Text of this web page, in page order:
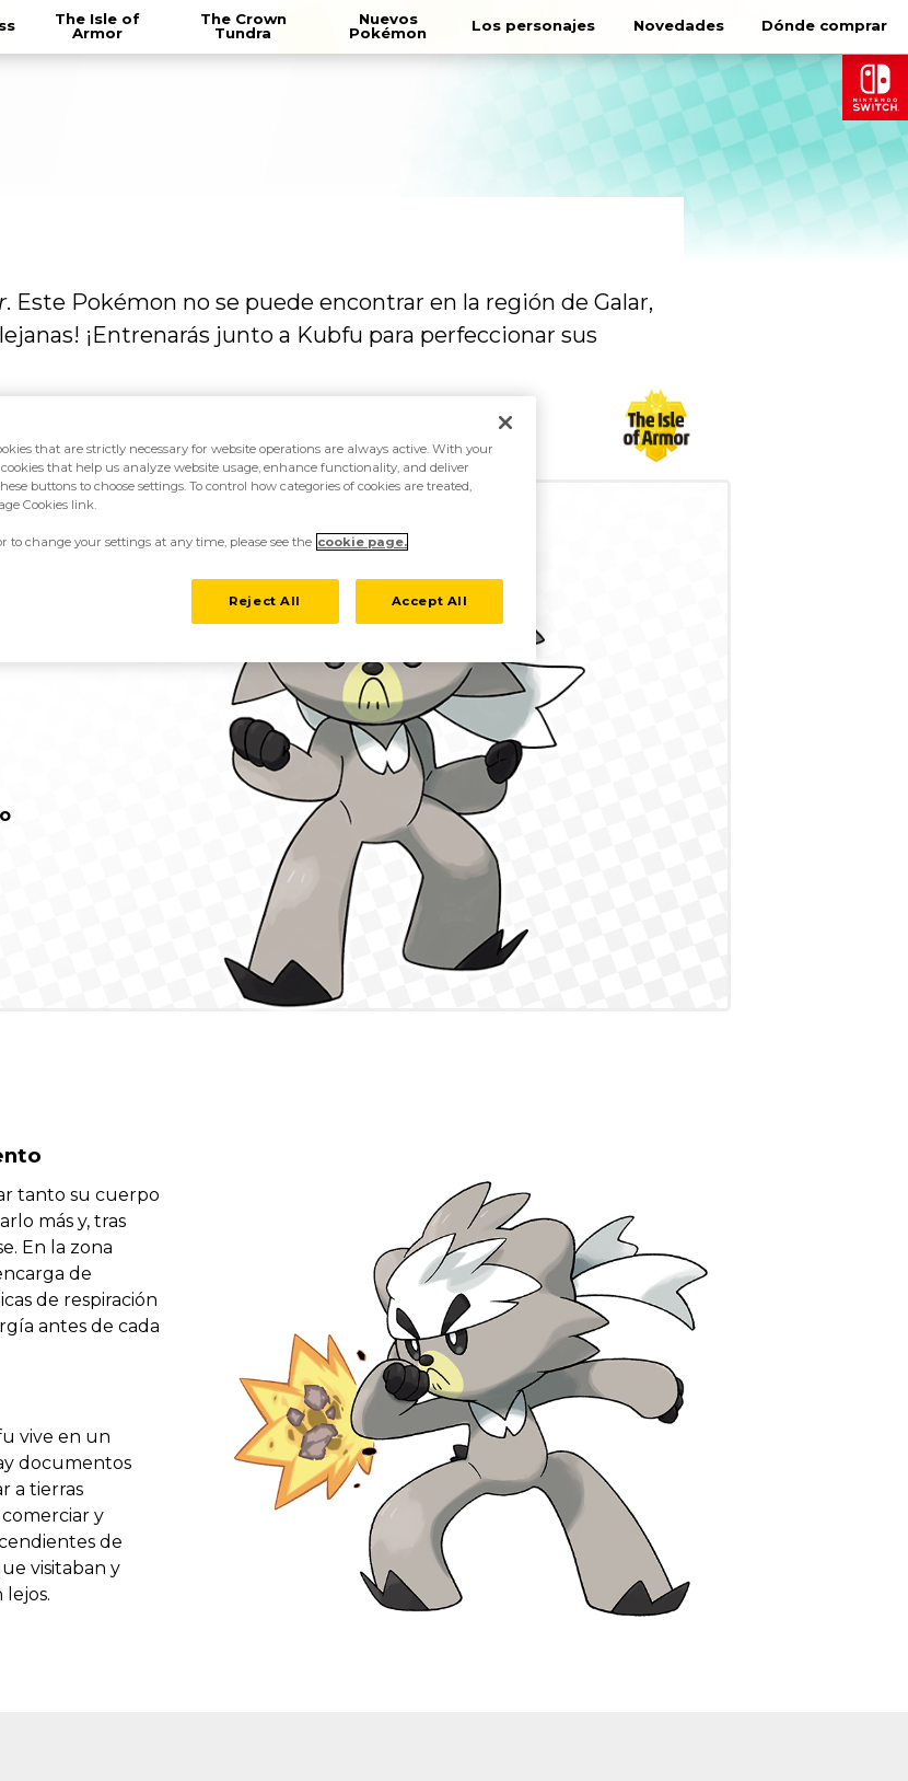
The Isle of
Armor
The Crown
Tundra
Nuevos
Pokémon
Los personajes Novedades Dónde comprar
. Este Pokémon no se puede encontrar en la región de Galar,
¡Entrenarás junto a Kubfu para perfeccionar sus
tanto su cuerpo
más y, tras
En la zona
de
de respiración
antes de cada
vive en un
documentos
a tierras
y
de
visitaban y
that are strictly necessary for website operations are always active. With your
that help us analyze website usage, enhance functionality, and deliver
buttons to choose settings. To control how categories of cookies are treated,
Cookies link.
to change your settings at any time, please see the cookie page.
Reject All Accept All